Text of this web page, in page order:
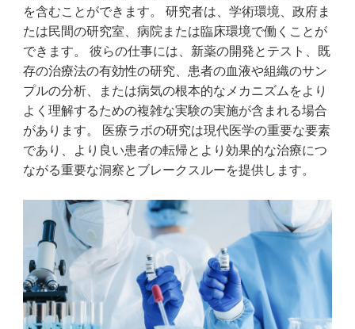
を含むことができます。 研究者は、学術環境、政府ま
たは民間の研究室、病院または臨床環境で働くことが
できます。 彼らの仕事には、新薬の開発とテスト、既
存の治療法の有効性の研究、患者の血液や組織のサン
プルの分析、または病気の根本的なメカニズムをより
よく理解するための複雑な実験の実施が含まれる場合
があります。 医療ラボの研究は現代医学の重要な要素
であり、より良い患者の転帰とより効果的な治療につ
ながる重要な洞察とブレークスルーを提供します。